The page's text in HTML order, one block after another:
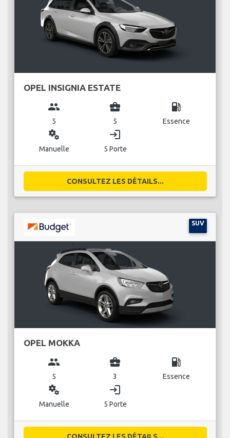
OPEL INSIGNIA ESTATE
group
5
business_center
5
local_gas_station
Essence
miscellaneous_services
Manuelle
login
5 Porte
CONSULTEZ LES DÉTAILS...
SUV
OPEL MOKKA
group
5
business_center
3
local_gas_station
Essence
miscellaneous_services
Manuelle
login
5 Porte
CONSULTEZ LES DÉTAILS...